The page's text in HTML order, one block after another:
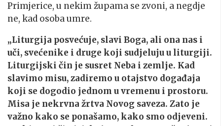
Primjerice, u nekim župama se zvoni, a negdje
ne, kad osoba umre.
„Liturgija posvećuje, slavi Boga, ali ona nas i
uči, svećenike i druge koji sudjeluju u liturgiji.
Liturgijski čin je susret Neba i zemlje. Kad
slavimo misu, zadiremo u otajstvo događaja
koji se dogodio jednom u vremenu i prostoru.
Misa je nekrvna žrtva Novog saveza. Zato je
važno kako se ponašamo, kako smo odjeveni.